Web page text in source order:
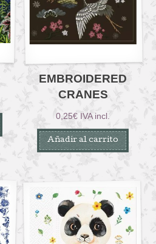
EMBROIDERED
CRANES
0,25€ IVA incl.
Añadir al carrito